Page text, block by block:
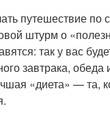
путешествие по
штурм о
так у вас
завтрака, обеда
«диета» — та,